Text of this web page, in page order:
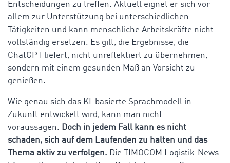
Entscheidungen zu treffen. Aktuell eignet er sich vor
allem zur Unterstützung bei unterschiedlichen
Tätigkeiten und kann menschliche Arbeitskräfte nicht
vollständig ersetzen. Es gilt, die Ergebnisse, die
ChatGPT liefert, nicht unreflektiert zu übernehmen,
sondern mit einem gesunden Maß an Vorsicht zu
genießen.
Wie genau sich das KI-basierte Sprachmodell in
Zukunft entwickelt wird, kann man nicht
voraussagen. Doch in jedem Fall kann es nicht
schaden, sich auf dem Laufenden zu halten und das
Thema aktiv zu verfolgen. Die TIMOCOM Logistik-News